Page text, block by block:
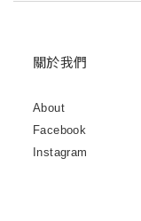
關於我們
About
Facebook
Instagram